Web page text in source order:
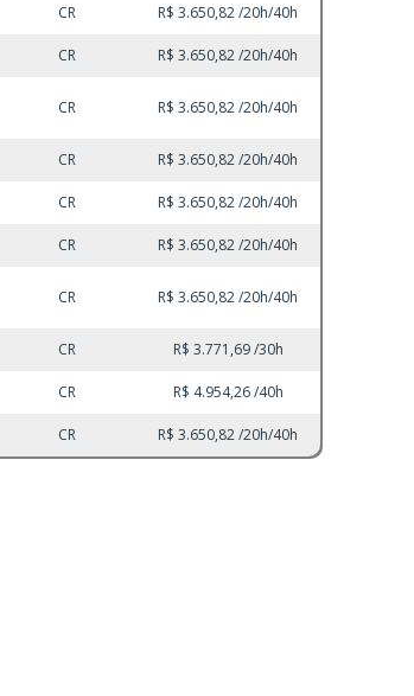
CR R$ 3.650,82 /20h/40h
CR R$ 3.650,82 /20h/40h
CR R$ 3.650,82 /20h/40h
CR R$ 3.650,82 /20h/40h
CR R$ 3.650,82 /20h/40h
CR R$ 3.650,82 /20h/40h
CR R$ 3.650,82 /20h/40h
CR R$ 3.771,69 /30h
CR R$ 4.954,26 /40h
CR R$ 3.650,82 /20h/40h